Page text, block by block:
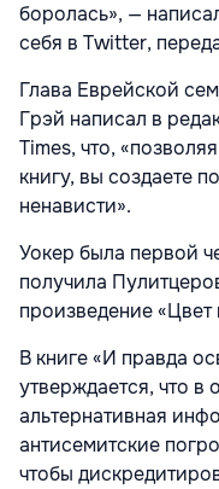
боролась», —
себя в Twitter,
Глава Еврейской
Грэй написал в
Times, что,
книгу, вы создаете
ненависти».
Уокер была первой
получила
произведение
В книге «И правда
утверждается, что в
альтернативная
антисемитские
чтобы